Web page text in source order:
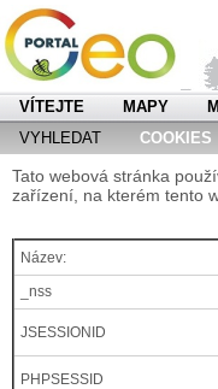
VÍTEJTE MAPY
VYHLEDAT
COOKIES
Tato webová stránka
zařízení, na kterém tento
Název:
_nss
JSESSIONID
PHPSESSID